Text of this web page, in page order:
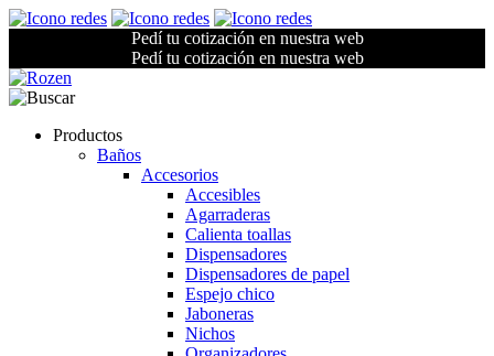
Pedí tu cotización en nuestra web
Pedí tu cotización en nuestra web
Productos
Baños
Accesorios
Accesibles
Agarraderas
Calienta toallas
Dispensadores
Dispensadores de papel
Espejo chico
Jaboneras
Nichos